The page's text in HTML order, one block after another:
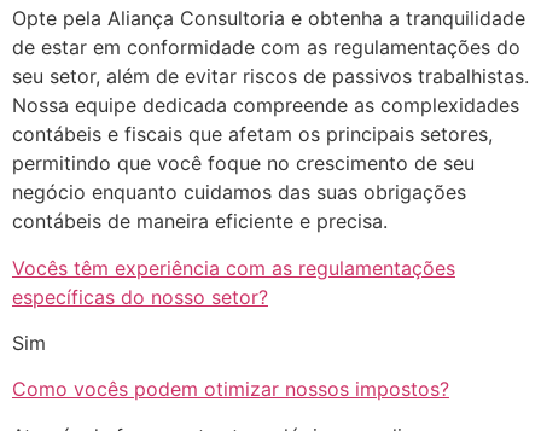
Opte pela Aliança Consultoria e obtenha a tranquilidade
de estar em conformidade com as regulamentações do
seu setor, além de evitar riscos de passivos trabalhistas.
Nossa equipe dedicada compreende as complexidades
contábeis e fiscais que afetam os principais setores,
permitindo que você foque no crescimento de seu
negócio enquanto cuidamos das suas obrigações
contábeis de maneira eficiente e precisa.
Vocês têm experiência com as regulamentações
específicas do nosso setor?
Sim
Como vocês podem otimizar nossos impostos?